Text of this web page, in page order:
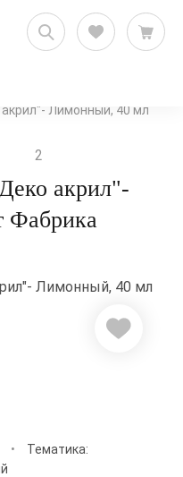
Лимонный, 40 мл
2
акрил"-
Фабрика
•
Тематика: